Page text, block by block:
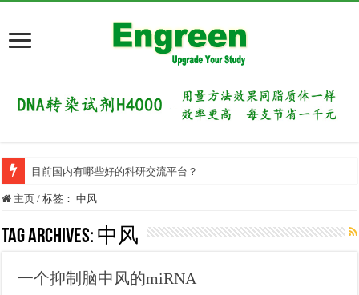
目前国内有哪些好的科研交流平台？
主页 / 标签：中风
Tag Archives: 中风
一个抑制脑中风的miRNA